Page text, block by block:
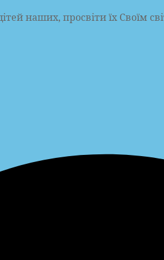
наших, просвіти їх Своїм